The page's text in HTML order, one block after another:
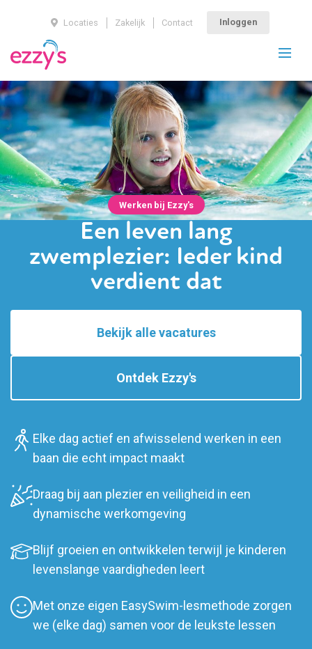
Locaties Zakelijk Contact Inloggen
Werken bij Ezzy's
Een leven lang
zwemplezier: Ieder kind
verdient dat
Bekijk alle vacatures
Ontdek Ezzy's
Elke dag actief en afwisselend werken in een
baan die echt impact maakt
Draag bij aan plezier en veiligheid in een
dynamische werkomgeving
Blijf groeien en ontwikkelen terwijl je kinderen
levenslange vaardigheden leert
Met onze eigen EasySwim-lesmethode zorgen
we (elke dag) samen voor de leukste lessen